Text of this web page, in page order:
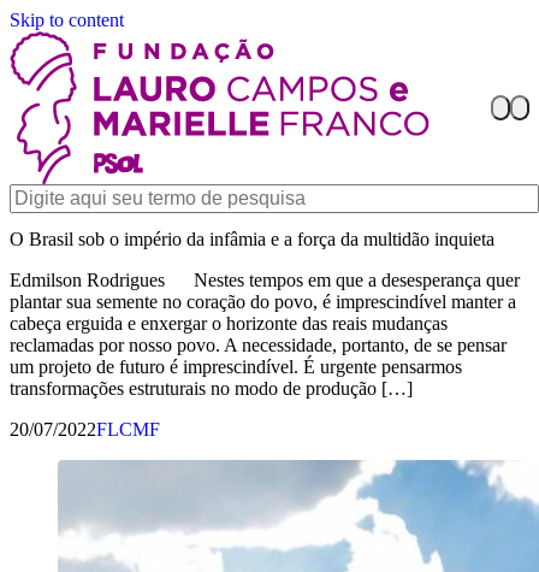
Skip to content
O Brasil sob o império da infâmia e a força da multidão inquieta
Edmilson Rodrigues Nestes tempos em que a desesperança quer
plantar sua semente no coração do povo, é imprescindível manter a
cabeça erguida e enxergar o horizonte das reais mudanças
reclamadas por nosso povo. A necessidade, portanto, de se pensar
um projeto de futuro é imprescindível. É urgente pensarmos
transformações estruturais no modo de produção […]
20/07/2022FLCMF